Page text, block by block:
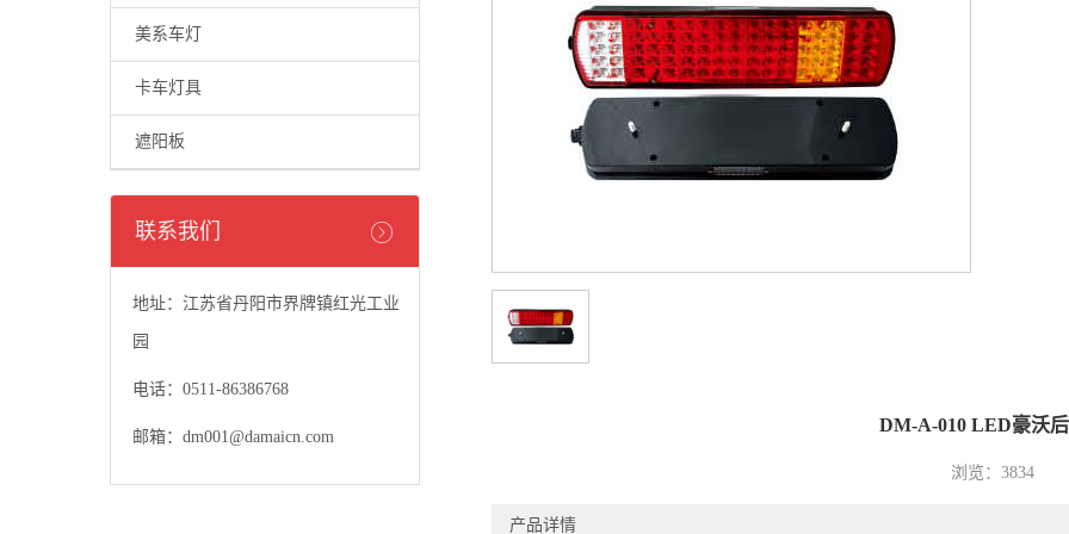
美系车灯
卡车灯具
遮阳板
联系我们
地址：江苏省丹阳市界牌镇红光工业
园
电话：0511-86386768
邮箱：dm001@damaicn.com
DM-A-010 LED豪沃
浏览：3834
产品详情